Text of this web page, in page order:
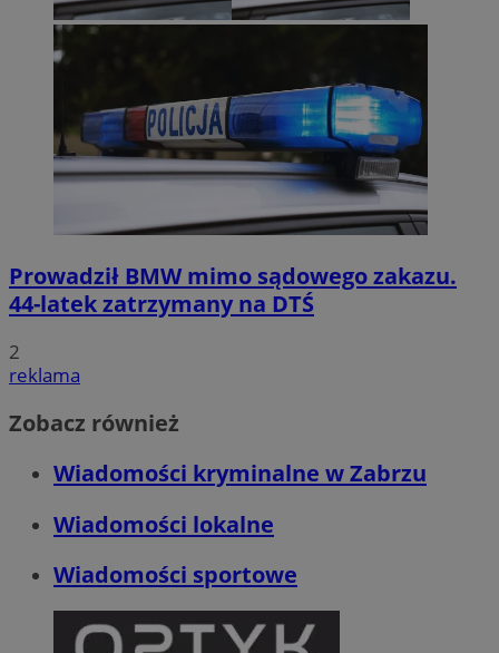
Prowadził BMW mimo sądowego zakazu.
44-latek zatrzymany na DTŚ
2
reklama
Zobacz również
Wiadomości kryminalne w Zabrzu
Wiadomości lokalne
Wiadomości sportowe